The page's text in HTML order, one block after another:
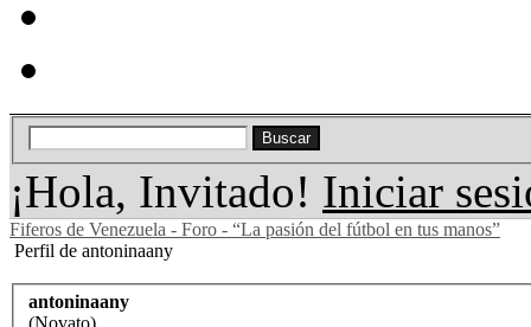
¡Hola, Invitado! Iniciar
Fiferos de Venezuela - Foro - “La pasión del fútbol en tus manos”
Perfil de antoninaany
antoninaany